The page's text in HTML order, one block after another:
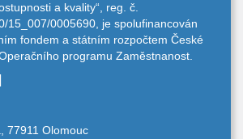
a kvality“, reg. č.
15_007/0005690, je spolufinancován
fondem a státním rozpočtem České
programu Zaměstnanost.
77911 Olomouc